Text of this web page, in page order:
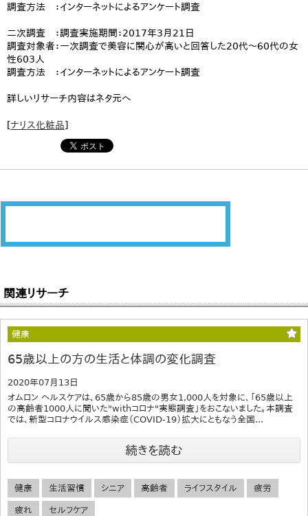
調査方法 ：インターネットによるアンケート調査
二次調査 ：調査実施期間：2017年3月21日
調査対象者：一次調査で美容に関心が高いと回答した20代～60代の女
性603人
調査方法 ：インターネットによるアンケート調査
詳しいリサーチ内容はネタ元へ
[ナリス化粧品]
関連リサーチ
健康
65歳以上の方の生活と体調の変化調査
2020年07月13日
オムロン ヘルスケアは、65歳から85歳の男女1,000人を対象に、「65歳以上
の高齢者1000人に聞いた"withコロナ"実態調査」をおこないました。本調査
では、新型コロナウイルス感染症（COVID-19）拡大にともなう全国...
続きを読む
健康 生活習慣 シニア 高齢者 ライフスタイル 疲労
疲れ セルフケア